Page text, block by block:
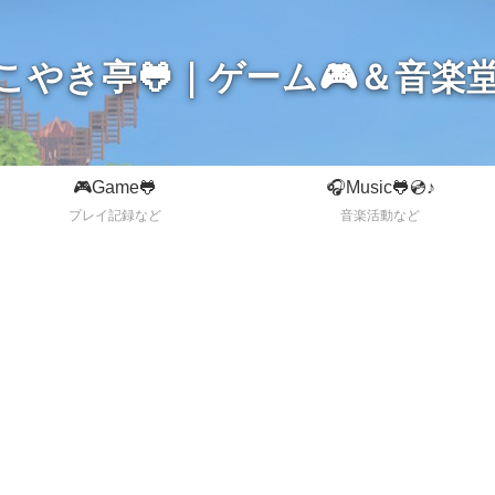
やき亭🐸｜ゲーム🎮＆音楽
🎮Game🐸
プレイ記録など
🎧Music🐸💿♪
音楽活動など